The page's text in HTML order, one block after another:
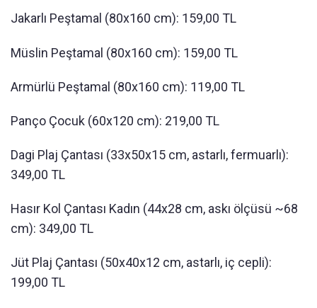
Jakarlı Peştamal (80x160 cm): 159,00 TL
Müslin Peştamal (80x160 cm): 159,00 TL
Armürlü Peştamal (80x160 cm): 119,00 TL
Panço Çocuk (60x120 cm): 219,00 TL
Dagi Plaj Çantası (33x50x15 cm, astarlı, fermuarlı):
349,00 TL
Hasır Kol Çantası Kadın (44x28 cm, askı ölçüsü ~68
cm): 349,00 TL
Jüt Plaj Çantası (50x40x12 cm, astarlı, iç cepli):
199,00 TL